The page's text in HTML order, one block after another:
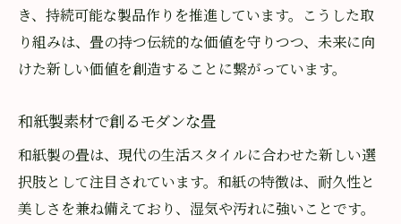
き、持続可能な製品作りを推進しています。こうした取
り組みは、畳の持つ伝統的な価値を守りつつ、未来に向
けた新しい価値を創造することに繋がっています。
和紙製素材で創るモダンな畳
和紙製の畳は、現代の生活スタイルに合わせた新しい選
択肢として注目されています。和紙の特徴は、耐久性と
美しさを兼ね備えており、湿気や汚れに強いことです。